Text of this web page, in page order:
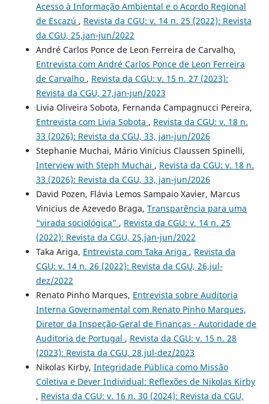
Acesso à Informação Ambiental e o Acordo Regional
de Escazú , Revista da CGU: v. 14 n. 25 (2022): Revista
da CGU, 25,jan-jun/2022
André Carlos Ponce de Leon Ferreira de Carvalho,
Entrevista com André Carlos Ponce de Leon Ferreira
de Carvalho , Revista da CGU: v. 15 n. 27 (2023):
Revista da CGU, 27,jan-jun/2023
Livia Oliveira Sobota, Fernanda Campagnucci Pereira,
Entrevista com Livia Sobota , Revista da CGU: v. 18 n.
33 (2026): Revista da CGU, 33, jan-jun/2026
Stephanie Muchai, Mário Vinícius Claussen Spinelli,
Interview with Steph Muchai , Revista da CGU: v. 18 n.
33 (2026): Revista da CGU, 33, jan-jun/2026
David Pozen, Flávia Lemos Sampaio Xavier, Marcus
Vinicius de Azevedo Braga, Transparência para uma
“virada sociológica” , Revista da CGU: v. 14 n. 25
(2022): Revista da CGU, 25,jan-jun/2022
Taka Ariga, Entrevista com Taka Ariga , Revista da
CGU: v. 14 n. 26 (2022): Revista da CGU, 26,jul-
dez/2022
Renato Pinho Marques, Entrevista sobre Auditoria
Interna Governamental com Renato Pinho Marques,
Diretor da Inspeção-Geral de Finanças - Autoridade de
Auditoria de Portugal , Revista da CGU: v. 15 n. 28
(2023): Revista da CGU, 28,jul-dez/2023
Nikolas Kirby, Integridade Pública como Missão
Coletiva e Dever Individual: Reflexões de Nikolas Kirby
, Revista da CGU: v. 16 n. 30 (2024): Revista da CGU,